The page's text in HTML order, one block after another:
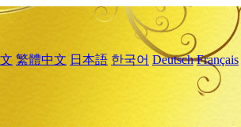
繁體中文 日本語 한국어 Deutsch Français